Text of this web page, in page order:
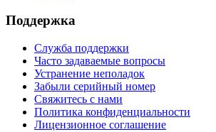
Поддержка
Служба поддержки
Часто задаваемые вопросы
Устранение неполадок
Забыли серийный номер
Свяжитесь с нами
Политика конфиденциальности
Лицензионное соглашение